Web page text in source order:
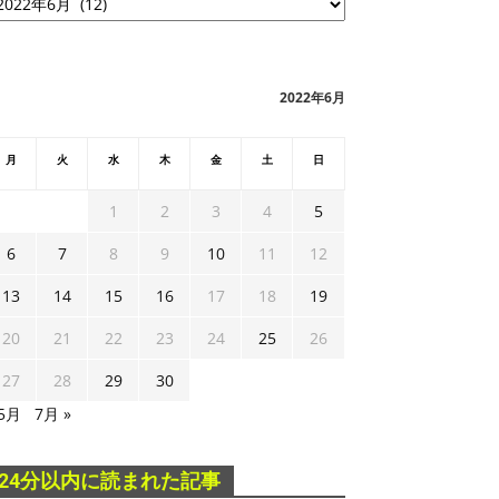
2022年6月
月 火 水 木 金 土 日
1 2 3 4
5
6
7 8 9 10 11
12
13
14 15 16 17 18
19
20
21 22 23 24 25
26
27
28 29
30
月
7月 »
分以内に読まれた記事